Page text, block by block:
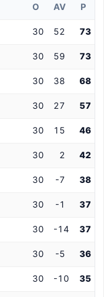
O AV P
30 52 73
30 59 73
30 38 68
30 27 57
30 15 46
30 2 42
30 -7 38
30 -1 37
30 -14 37
30 -5 36
30 -10 35